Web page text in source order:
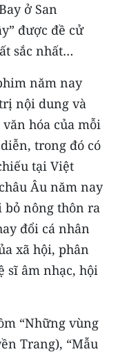
ở San
được đề cử
sắc nhất…
năm nay
nội dung và
hóa của mỗi
trong đó có
tại Việt
Âu năm nay
nông thôn ra
đổi cá nhân
xã hội, phân
sĩ âm nhạc, hội
“Những vùng
Trang), “Mẫu